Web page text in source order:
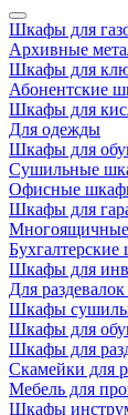
Шкафы для
Архивные
Шкафы для
Абонентские
Шкафы для
Для одежды
Шкафы для
Сушильные
Офисные
Шкафы для
Шкафы для
Для раздевалок
Шкафы
Шкафы для
Шкафы для
Скамейки для
Мебель для
Шкафы